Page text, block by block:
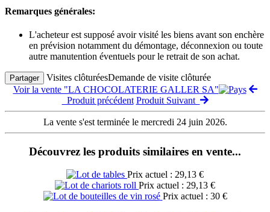
Remarques générales:
L'acheteur est supposé avoir visité les biens avant son enchère
en prévision notamment du démontage, déconnexion ou toute
autre manutention éventuels pour le retrait de son achat.
Partager Visites clôturéesDemande de visite clôturée
Voir la vente "LA CHOCOLATERIE GALLER SA"
Produit précédent Produit Suivant
La vente s'est terminée le mercredi 24 juin 2026.
Découvrez les produits similaires en vente...
Prix actuel : 29,13 €
Prix actuel : 29,13 €
Prix actuel : 30 €